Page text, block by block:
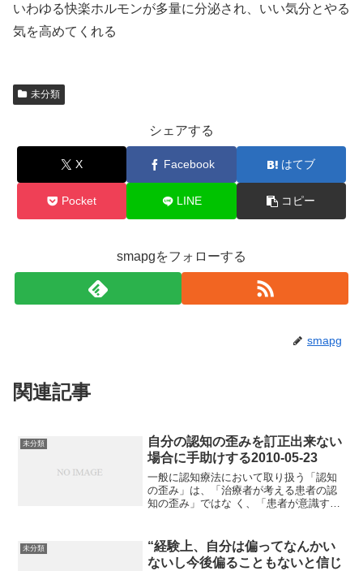
いわゆる快楽ホルモンが多量に分泌され、いい気分とやる
気を高めてくれる
未分類
シェアする
X Facebook はてブ
Pocket LINE コピー
smapgをフォローする
smapg
関連記事
未分類
自分の認知の歪みを訂正出来ない
場合に手助けする2010-05-23
一般に認知療法において取り扱う「認知
の歪み」は、「治療者が考える患者の認
知の歪み」ではな く、「患者が意識する
を押し付けるのは、洗脳に近い。患者本
人が、自動思考において...
未分類
“経験上、自分は偏ってなんかい
ないし今後偏ることもないと信じ